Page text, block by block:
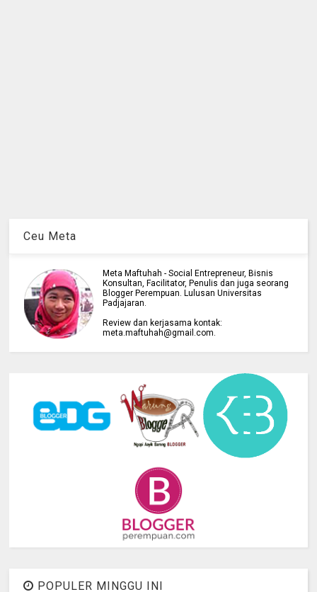
Ceu Meta
Meta Maftuhah - Social Entrepreneur, Bisnis
Konsultan, Facilitator, Penulis dan juga seorang
Blogger Perempuan. Lulusan Universitas
Padjajaran.
Review dan kerjasama kontak:
meta.maftuhah@gmail.com.
POPULER MINGGU INI